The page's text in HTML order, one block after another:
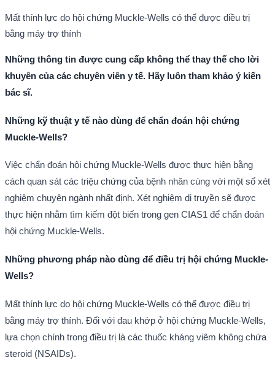
Mất thính lực do hội chứng Muckle-Wells có thể được điều trị
bằng máy trợ thính
Những thông tin được cung cấp không thể thay thế cho lời
khuyên của các chuyên viên y tế. Hãy luôn tham khảo ý kiến
bác sĩ.
Những kỹ thuật y tế nào dùng để chẩn đoán hội chứng
Muckle-Wells?
Việc chẩn đoán hội chứng Muckle-Wells được thực hiện bằng
cách quan sát các triệu chứng của bệnh nhân cùng với một số xét
nghiệm chuyên ngành nhất định. Xét nghiệm di truyền sẽ được
thực hiện nhằm tìm kiếm đột biến trong gen CIAS1 để chẩn đoán
hội chứng Muckle-Wells.
Những phương pháp nào dùng để điều trị hội chứng Muckle-
Wells?
Mất thính lực do hội chứng Muckle-Wells có thể được điều trị
bằng máy trợ thính. Đối với đau khớp ở hội chứng Muckle-Wells,
lựa chọn chính trong điều trị là các thuốc kháng viêm không chứa
steroid (NSAIDs).